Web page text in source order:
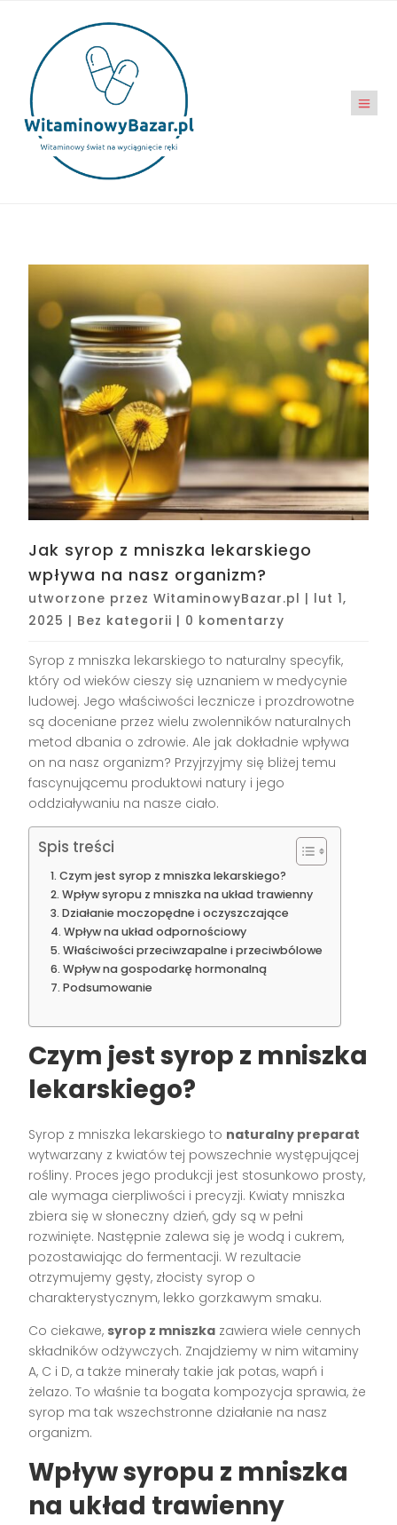
Jak syrop z mniszka lekarskiego
wpływa na nasz organizm?
utworzone przezWitaminowyBazar.pl | lut 1,
2025 | Bez kategorii | 0 komentarzy
Syrop z mniszka lekarskiego to naturalny specyfik,
który od wieków cieszy się uznaniem w medycynie
ludowej. Jego właściwości lecznicze i prozdrowotne
są doceniane przez wielu zwolenników naturalnych
metod dbania o zdrowie. Ale jak dokładnie wpływa
on na nasz organizm? Przyjrzyjmy się bliżej temu
fascynującemu produktowi natury i jego
oddziaływaniu na nasze ciało.
Spis treści
Czym jest syrop z mniszka lekarskiego?
Wpływ syropu z mniszka na układ trawienny
Działanie moczopędne i oczyszczające
Wpływ na układ odpornościowy
Właściwości przeciwzapalne i przeciwbólowe
Wpływ na gospodarkę hormonalną
Podsumowanie
Czym jest syrop z mniszka
lekarskiego?
Syrop z mniszka lekarskiego to naturalny preparat
wytwarzany z kwiatów tej powszechnie występującej
rośliny. Proces jego produkcji jest stosunkowo prosty,
ale wymaga cierpliwości i precyzji. Kwiaty mniszka
zbiera się w słoneczny dzień, gdy są w pełni
rozwinięte. Następnie zalewa się je wodą i cukrem,
pozostawiając do fermentacji. W rezultacie
otrzymujemy gęsty, złocisty syrop o
charakterystycznym, lekko gorzkawym smaku.
Co ciekawe, syrop z mniszka zawiera wiele cennych
składników odżywczych. Znajdziemy w nim witaminy
A, C i D, a także minerały takie jak potas, wapń i
żelazo. To właśnie ta bogata kompozycja sprawia, że
syrop ma tak wszechstronne działanie na nasz
organizm.
Wpływ syropu z mniszka
na układ trawienny